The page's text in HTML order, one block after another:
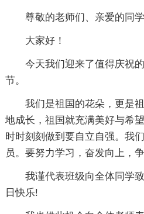
尊敬的老师们、亲爱的同学
大家好！
今天我们迎来了值得庆祝
节。
我们是祖国的花朵，更是
地成长，祖国就充满美好与希
时时刻刻做到要自立自强。我
员。要努力学习，奋发向上，
我谨代表班级向全体同学
日快乐!